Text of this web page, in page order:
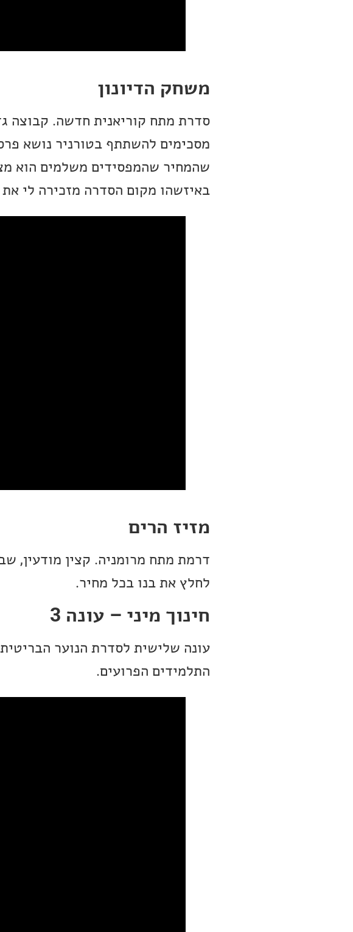
משחק הדיונון
סדרת מתח קוריאנית חדשה. קבוצה
מסכימים להשתתף בטורניר נושא
שהמחיר שהמפסידים משלמים הוא
באיזשהו מקום הסדרה מזכירה לי
מזיז הרים
דרמת מתח מרומניה. קצין מודעין,
לחלץ את בנו בכל מחיר.
חינוך מיני – עונה 3
עונה שלישית לסדרת הנוער
התלמידים הפרועים.